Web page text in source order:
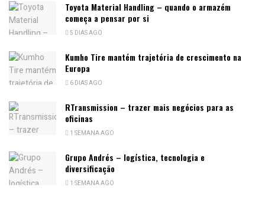
Toyota Material Handling – quando o armazém
começa a pensar por si
5 DIAS AGO
Kumho Tire mantém trajetória de crescimento na
Europa
6 DIAS AGO
RTransmission – trazer mais negócios para as
oficinas
1 SEMANA AGO
Grupo Andrés – logística, tecnologia e
diversificação
1 SEMANA AGO